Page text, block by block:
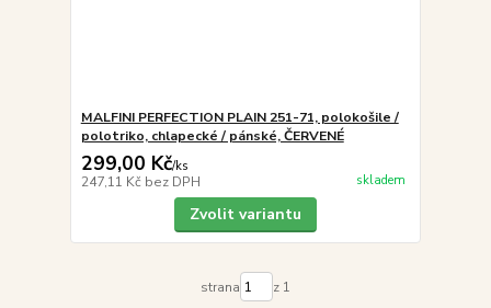
MALFINI PERFECTION PLAIN 251-71, polokošile /
polotriko, chlapecké / pánské, ČERVENÉ
299,00 Kč/ks
247,11 Kč bez DPH skladem
Zvolit variantu
strana z 1